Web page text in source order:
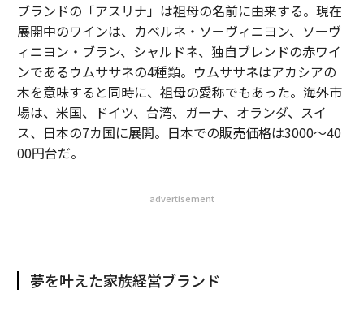
ブランドの「アスリナ」は祖母の名前に由来する。現在
展開中のワインは、カベルネ・ソーヴィニヨン、ソーヴ
ィニヨン・ブラン、シャルドネ、独自ブレンドの赤ワイ
ンであるウムササネの4種類。ウムササネはアカシアの
木を意味すると同時に、祖母の愛称でもあった。海外市
場は、米国、ドイツ、台湾、ガーナ、オランダ、スイ
ス、日本の7カ国に展開。日本での販売価格は3000〜40
00円台だ。
advertisement
夢を叶えた家族経営ブランド